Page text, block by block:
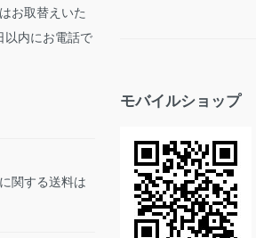
お取替えいた
以内にお電話で
関する送料は
モバイルショップ